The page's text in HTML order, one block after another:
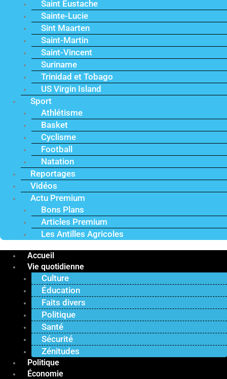
Saint Eustache
Sainte-Lucie
Sint Maarten
Saint-Martin
Saint-Vincent
Suriname
Trinidad et Tobago
US Virgin Island
Sport
Athlétisme
Basket
Cyclisme
Football
Natation
Reportages
Vidéos
Actu Premium
Bons Plans
Articles Premium
Les Antilles Agricoles
Accueil
Vie quotidienne
Culture
Éducation
Faits divers
Politique
Santé
Sécurité
Zénitudes
Politique
Économie